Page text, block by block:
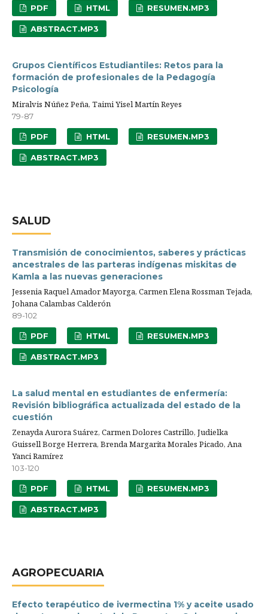
PDF HTML RESUMEN.MP3
ABSTRACT.MP3
Grupos Científicos Estudiantiles: Retos para la
formación de profesionales de la Pedagogía
Psicología
Miralvis Núñez Peña, Taimi Yisel Martín Reyes
79-87
PDF HTML RESUMEN.MP3
ABSTRACT.MP3
SALUD
Transmisión de conocimientos, saberes y prácticas
ancestrales de las parteras indígenas miskitas de
Kamla a las nuevas generaciones
Jessenia Raquel Amador Mayorga, Carmen Elena Rossman Tejada,
Johana Calambas Calderón
89-102
PDF HTML RESUMEN.MP3
ABSTRACT.MP3
La salud mental en estudiantes de enfermería:
Revisión bibliográfica actualizada del estado de la
cuestión
Zenayda Aurora Suárez, Carmen Dolores Castrillo, Judielka
Guissell Borge Herrera, Brenda Margarita Morales Picado, Ana
Yanci Ramírez
103-120
PDF HTML RESUMEN.MP3
ABSTRACT.MP3
AGROPECUARIA
Efecto terapéutico de ivermectina 1% y aceite usado